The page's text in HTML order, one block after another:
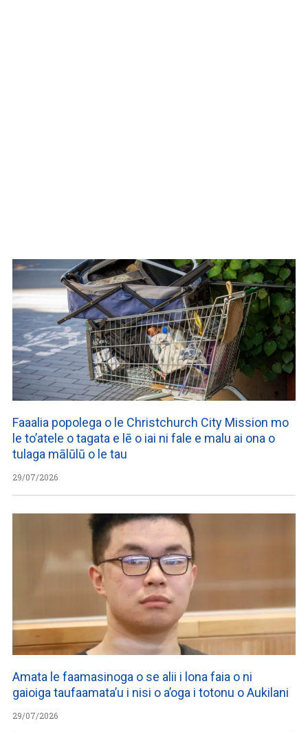
Faaalia popolega o le Christchurch City Mission mo
le to’atele o tagata e lē o iai ni fale e malu ai ona o
tulaga mālūlū o le tau
29/07/2026
Amata le faamasinoga o se alii i lona faia o ni
gaioiga taufaamata’u i nisi o a’oga i totonu o Aukilani
29/07/2026